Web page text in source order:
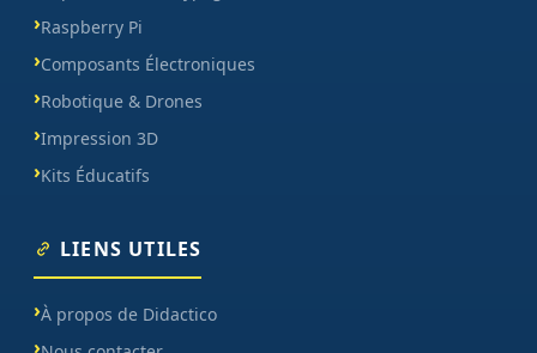
Raspberry Pi
Composants Électroniques
Robotique & Drones
Impression 3D
Kits Éducatifs
LIENS UTILES
À propos de Didactico